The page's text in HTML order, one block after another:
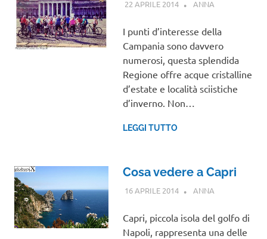
22 APRILE 2014 ANNA
I punti d’interesse della
Campania sono davvero
numerosi, questa splendida
Regione offre acque cristalline
d’estate e località sciistiche
d’inverno. Non…
LEGGI TUTTO
Cosa vedere a Capri
16 APRILE 2014 ANNA
Capri, piccola isola del golfo di
Napoli, rappresenta una delle